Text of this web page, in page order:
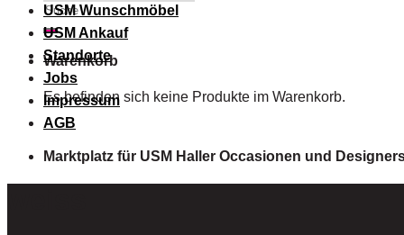
Suche
nach:
Warenkorb
Es befinden sich keine Produkte im Warenkorb.
USM Wunschmöbel
USM Ankauf
Standorte
Jobs
Impressum
AGB
Marktplatz für USM Haller Occasionen und